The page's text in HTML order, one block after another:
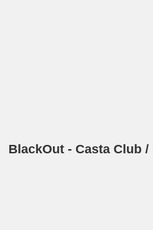
BlackOut - Casta Club /